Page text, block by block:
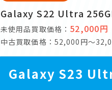
Galaxy S22 Ultra
未使用品買取価格： 52,000円
中古買取価格：52,000円～
Galaxy S23